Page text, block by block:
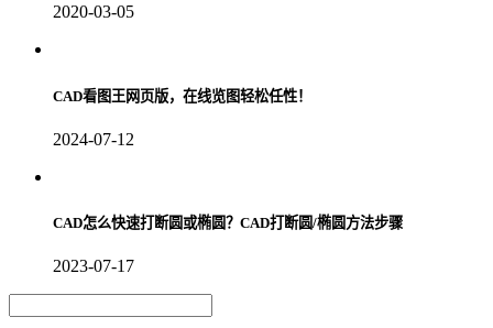
2020-03-05
CAD看图王网页版，在线览图轻松任性！
2024-07-12
CAD怎么快速打断圆或椭圆？CAD打断圆/椭圆方法步骤
2023-07-17